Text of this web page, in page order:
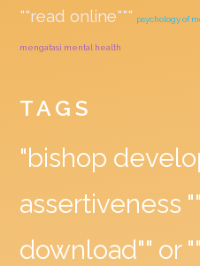
""read online""" psychology of
mengatasi mental health
TAGS
"bishop
assertiveness
download"" or